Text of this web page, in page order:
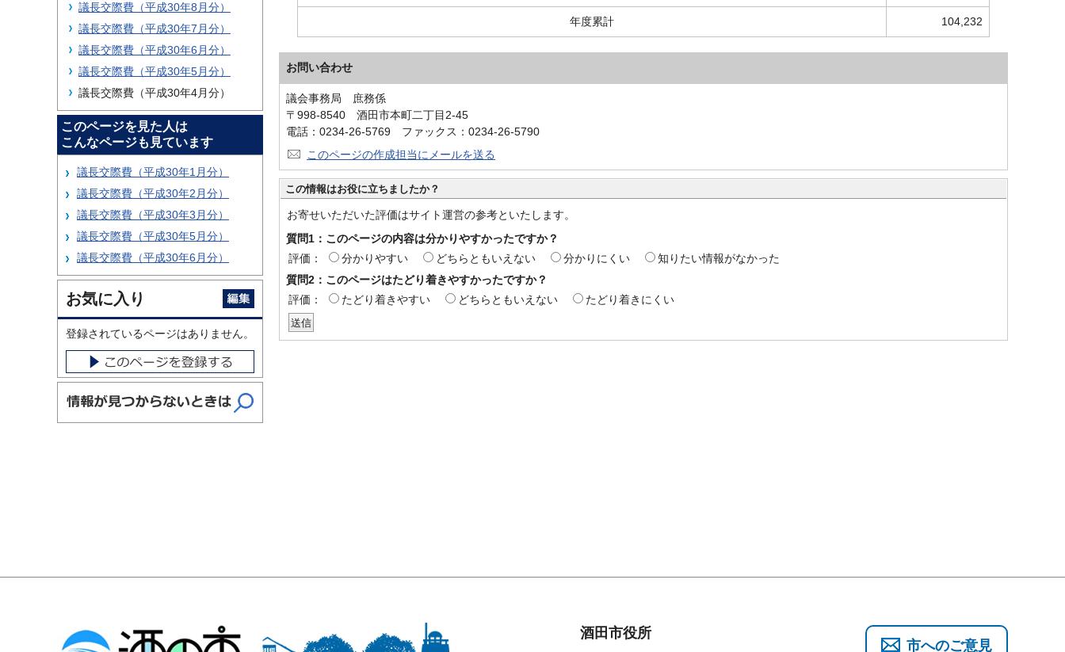
年度累計 104,232
お問い合わせ
議会事務局 庶務係
〒998-8540 酒田市本町二丁目2-45
電話：0234-26-5769 ファックス：0234-26-5790
このページの作成担当にメールを送る
この情報はお役に立ちましたか？
お寄せいただいた評価はサイト運営の参考といたします。
質問1：このページの内容は分かりやすかったですか？
評価：
分かりやすい どちらともいえない 分かりにくい
知りたい情報がなかった
質問2：このページはたどり着きやすかったですか？
評価：
たどり着きやすい どちらともいえない たどり着きにくい
議長交際費（平成30年8月分）
議長交際費（平成30年7月分）
議長交際費（平成30年6月分）
議長交際費（平成30年5月分）
議長交際費（平成30年4月分）
このページを見た人は
こんなページも見ています
議長交際費（平成30年1月分）
議長交際費（平成30年2月分）
議長交際費（平成30年3月分）
議長交際費（平成30年5月分）
議長交際費（平成30年6月分）
お気に入り
登録されているページはありません。
酒田市役所
市へのご意見